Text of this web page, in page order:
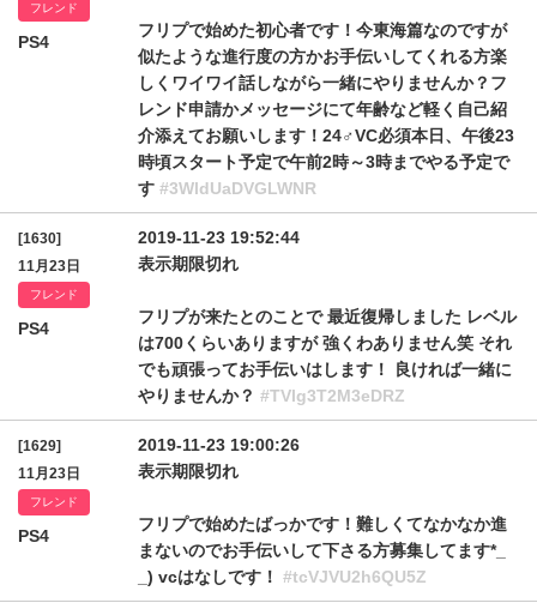
フレンド
PS4
フリプで始めた初心者です！今東海篇なのですが
似たような進行度の方かお手伝いしてくれる方楽
しくワイワイ話しながら一緒にやりませんか？フ
レンド申請かメッセージにて年齢など軽く自己紹
介添えてお願いします！24♂VC必須本日、午後23
時頃スタート予定で午前2時～3時までやる予定で
す #3WldUaDVGLWNR
[1630]
11月23日
フレンド
PS4
2019-11-23 19:52:44
表示期限切れ
フリプが来たとのことで 最近復帰しました レベル
は700くらいありますが 強くわありません笑 それ
でも頑張ってお手伝いはします！ 良ければ一緒に
やりませんか？ #TVlg3T2M3eDRZ
[1629]
11月23日
フレンド
PS4
2019-11-23 19:00:26
表示期限切れ
フリプで始めたばっかです！難しくてなかなか進
まないのでお手伝いして下さる方募集してます*_
_) vcはなしです！ #tcVJVU2h6QU5Z